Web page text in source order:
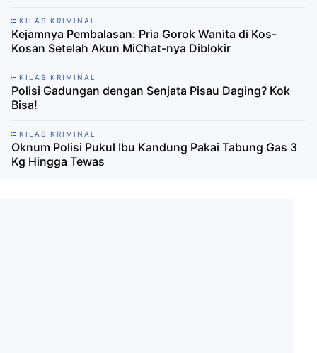
KILAS KRIMINAL
Kejamnya Pembalasan: Pria Gorok Wanita di Kos-
Kosan Setelah Akun MiChat-nya Diblokir
KILAS KRIMINAL
Polisi Gadungan dengan Senjata Pisau Daging? Kok
Bisa!
KILAS KRIMINAL
Oknum Polisi Pukul Ibu Kandung Pakai Tabung Gas 3
Kg Hingga Tewas